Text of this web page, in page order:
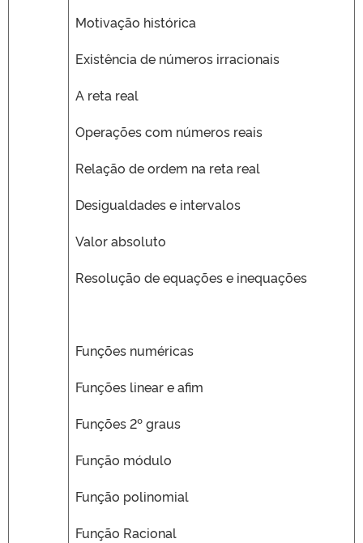
Motivação histórica
Existência de números irracionais
A reta real
Operações com números reais
Relação de ordem na reta real
Desigualdades e intervalos
Valor absoluto
Resolução de equações e inequações
Funções numéricas
Funções linear e afim
Funções 2º graus
Função módulo
Função polinomial
Função Racional